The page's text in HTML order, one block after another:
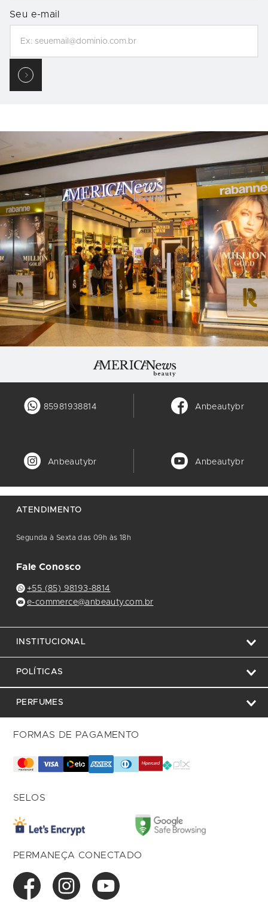
Seu e-mail
85981938814 Anbeautybr
Anbeautybr Anbeautybr
ATENDIMENTO
Segunda à Sexta das 09h às 18h
Fale Conosco
+55 (85) 98193-8814
e-commerce@anbeauty.com.br
INSTITUCIONAL
POLÍTICAS
PERFUMES
FORMAS DE PAGAMENTO
SELOS
PERMANEÇA CONECTADO